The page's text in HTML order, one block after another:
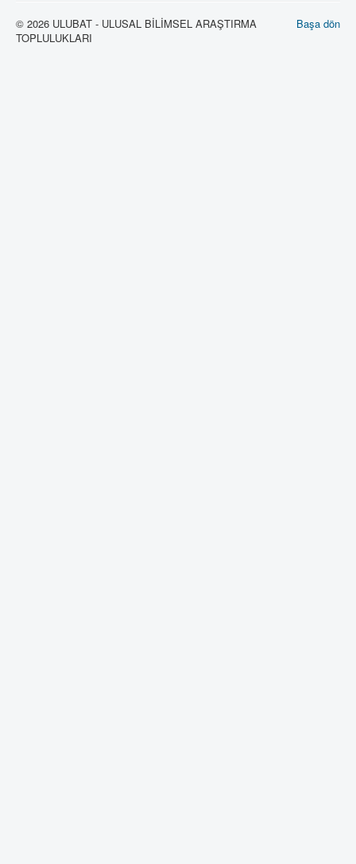
Başa dön
© 2026 ULUBAT - ULUSAL BİLİMSEL ARAŞTIRMA
TOPLULUKLARI